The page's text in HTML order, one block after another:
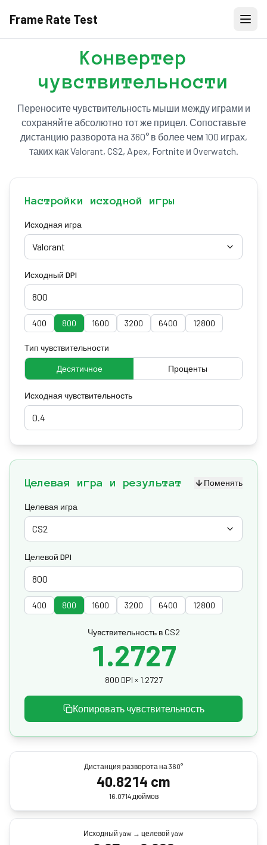
Frame Rate Test
Конвертер
чувствительности
Переносите чувствительность мыши между играми и
сохраняйте абсолютно тот же прицел. Сопоставьте
дистанцию разворота на 360° в более чем 100 играх,
таких как Valorant, CS2, Apex, Fortnite и Overwatch.
Настройки исходной игры
Исходная игра
Valorant
Исходный DPI
400 800 1600 3200 6400 12800
Тип чувствительности
Десятичное Проценты
Исходная чувствительность
Целевая игра и результат Поменять
Целевая игра
CS2
Целевой DPI
400 800 1600 3200 6400 12800
Чувствительность в CS2
1.2727
800 DPI × 1.2727
Копировать чувствительность
Дистанция разворота на 360°
40.8214 cm
16.0714 дюймов
Исходный yaw → целевой yaw